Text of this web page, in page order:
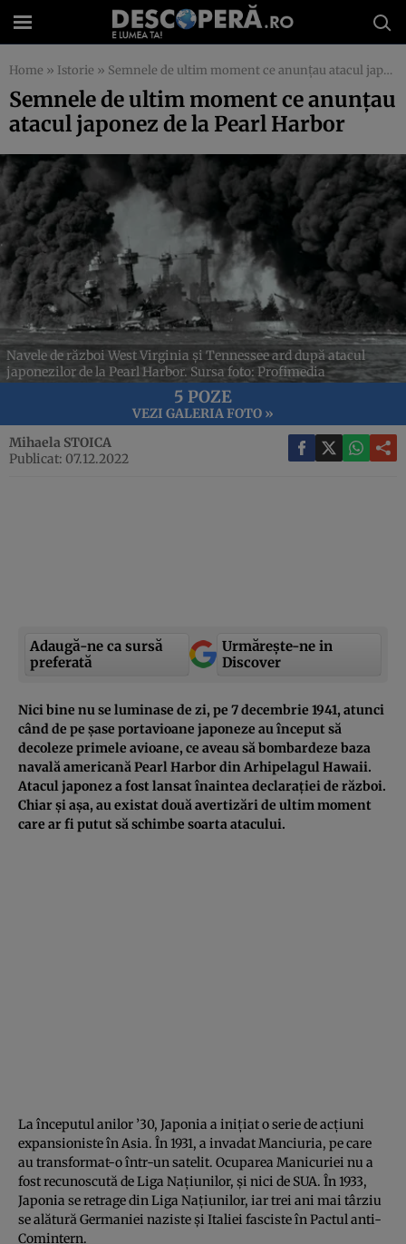
Home » Istorie » Semnele de ultim moment ce anunțau atacul japonez de la Pearl Harbor
Semnele de ultim moment ce anunțau
atacul japonez de la Pearl Harbor
Navele de război West Virginia și Tennessee ard după atacul
japonezilor de la Pearl Harbor. Sursa foto: Profimedia
5 POZE
VEZI GALERIA FOTO »
Mihaela STOICA
Publicat: 07.12.2022
Adaugă-ne ca sursă
preferată
Urmărește-ne in
Discover
Nici bine nu se luminase de zi, pe 7 decembrie 1941, atunci
când de pe șase portavioane japoneze au început să
decoleze primele avioane, ce aveau să bombardeze baza
navală americană Pearl Harbor din Arhipelagul Hawaii.
Atacul japonez a fost lansat înaintea declarației de război.
Chiar și așa, au existat două avertizări de ultim moment
care ar fi putut să schimbe soarta atacului.
La începutul anilor ’30, Japonia a inițiat o serie de acțiuni
expansioniste în Asia. În 1931, a invadat Manciuria, pe care
au transformat-o într-un satelit. Ocuparea Manicuriei nu a
fost recunoscută de Liga Națiunilor, și nici de SUA. În 1933,
Japonia se retrage din Liga Națiunilor, iar trei ani mai târziu
se alătură Germaniei naziste și Italiei fasciste în Pactul anti-
Comintern.